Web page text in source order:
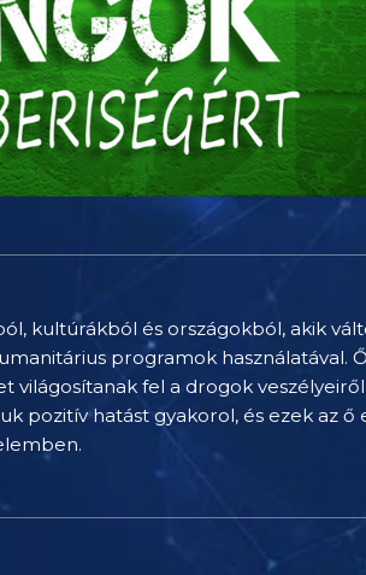
kultúrákból és országokból, akik
programok használatával.
fel a drogok
pozitív hatást gyakorol, és ezek az ő